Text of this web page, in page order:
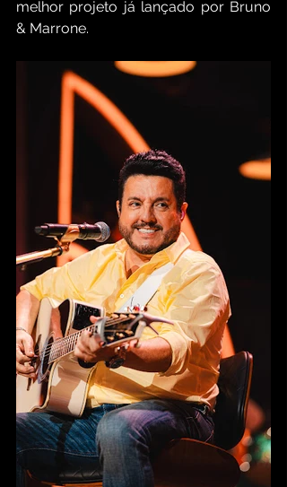
melhor projeto já lançado por Bruno
& Marrone.